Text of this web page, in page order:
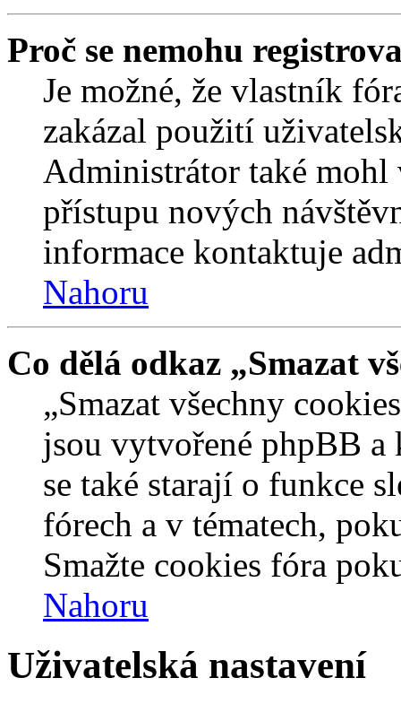
Proč se nemohu
Je možné, že vlastník
zakázal použití
Administrátor také mohl
přístupu nových
informace kontaktuje
Nahoru
Co dělá odkaz „Smazat
„Smazat všechny
jsou vytvořené phpBB a
se také starají o funkce
fórech a v tématech,
Smažte cookies fóra
Nahoru
Uživatelská nastavení